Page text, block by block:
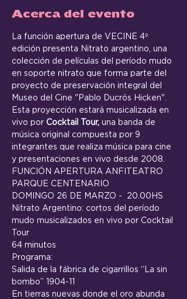
Acerca del evento
La función apertura de VECINE 4º
edición presenta Nitrato argentino, una
colección de películas del período mudo
en soporte nitrato que forma parte del
proyecto de preservación integral del
Museo del Cine "Pablo Ducrós Hicken".
Esta proyección estará musicalizada en
vivo por Cocktail Tour, una banda de
música original compuesta por 9
integrantes que realiza música para cine
y presentaciones en vivo desde 2008.
FUNCIÓN APERTURA ANFITEATRO
PARQUE CENTENARIO
DOMINGO 26 DE MARZO -  20.00HS
Nitrato Argentino: cortos del período
mudo musicalizados en vivo por Cocktail
Tour
64 minutos
Programa:
Salida de la fábrica de cigarrillos “La sin
bombo” 1904-11
En tierras nuevas donde el oro abunda